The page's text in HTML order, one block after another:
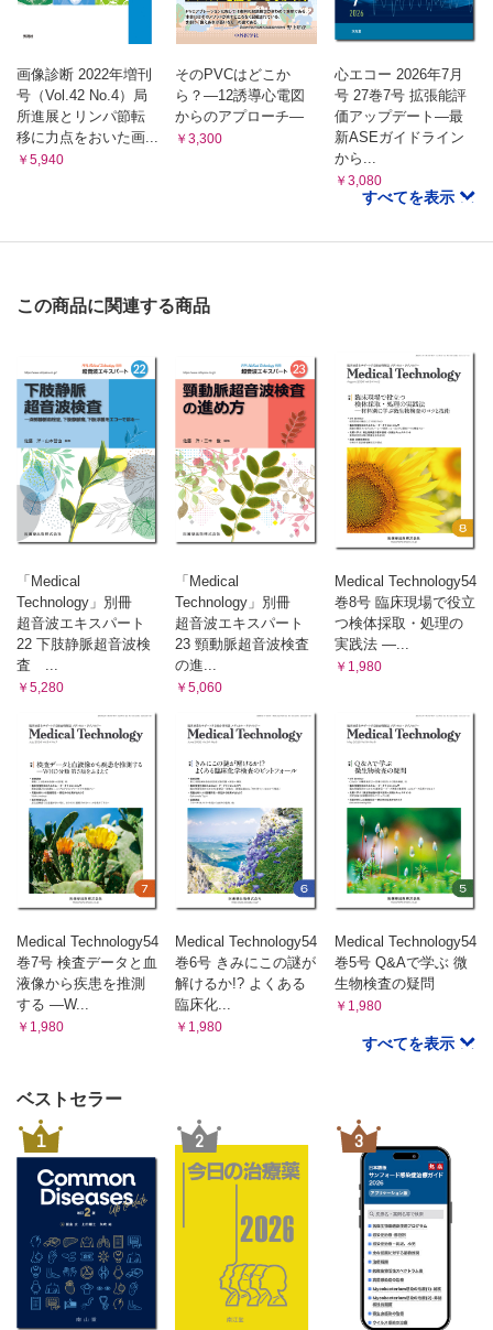
画像診断 2022年増刊
号（Vol.42 No.4）局
所進展とリンパ節転
移に力点をおいた画...
￥5,940
そのPVCはどこか
ら？―12誘導心電図
からのアプローチ―
￥3,300
心エコー 2026年7月
号 27巻7号 拡張能評
価アップデート―最
新ASEガイドライン
から...
￥3,080
すべてを表示
この商品に関連する商品
「Medical
Technology」別冊
超音波エキスパート
22 下肢静脈超音波検
査 ...
￥5,280
「Medical
Technology」別冊
超音波エキスパート
23 頸動脈超音波検査
の進...
￥5,060
Medical Technology54
巻8号 臨床現場で役立
つ検体採取・処理の
実践法 ―...
￥1,980
Medical Technology54
巻7号 検査データと血
液像から疾患を推測
する ―W...
￥1,980
Medical Technology54
巻6号 きみにこの謎が
解けるか!? よくある
臨床化...
￥1,980
Medical Technology54
巻5号 Q&Aで学ぶ 微
生物検査の疑問
￥1,980
すべてを表示
ベストセラー
1 2 3